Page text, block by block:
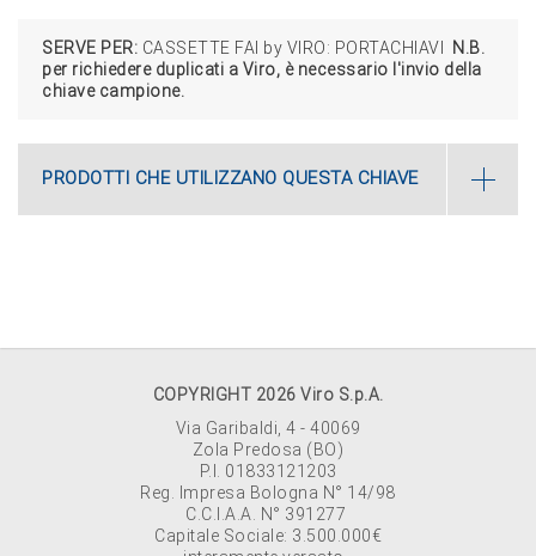
SERVE PER: CASSETTE FAI by VIRO: PORTACHIAVI
N.B.
per richiedere duplicati a Viro, è necessario l'invio della
chiave campione.
PRODOTTI CHE UTILIZZANO QUESTA CHIAVE
COPYRIGHT 2026 Viro S.p.A.
Via Garibaldi, 4 - 40069
Zola Predosa (BO)
P.I. 01833121203
Reg. Impresa Bologna N° 14/98
C.C.I.A.A. N° 391277
Capitale Sociale: 3.500.000€